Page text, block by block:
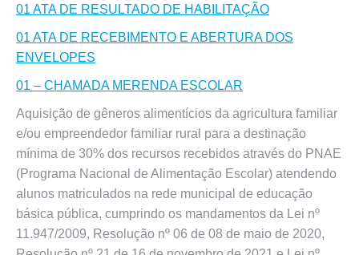
01 ATA DE RESULTADO DE HABILITAÇÃO
01 ATA DE RECEBIMENTO E ABERTURA DOS
ENVELOPES
01 – CHAMADA MERENDA ESCOLAR
Aquisição de gêneros alimentícios da agricultura familiar
e/ou empreendedor familiar rural para a destinação
mínima de 30% dos recursos recebidos através do PNAE
(Programa Nacional de Alimentação Escolar) atendendo
alunos matriculados na rede municipal de educação
básica pública, cumprindo os mandamentos da Lei nº
11.947/2009, Resolução nº 06 de 08 de maio de 2020,